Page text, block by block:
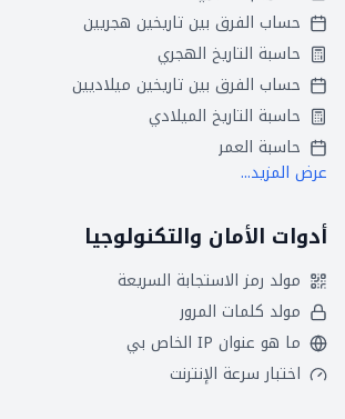
حساب الفرق بين تاريخين هجريين
حاسبة التاريخ الهجري
حساب الفرق بين تاريخين ميلاديين
حاسبة التاريخ الميلادي
حاسبة العمر
عرض المزيد...
أدوات الأمان والتكنولوجيا
مولد رمز الاستجابة السريعة
مولد كلمات المرور
ما هو عنوان IP الخاص بي
اختبار سرعة الإنترنت